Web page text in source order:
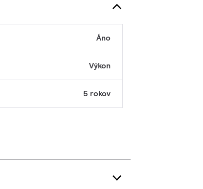
Áno
Výkon
5 rokov